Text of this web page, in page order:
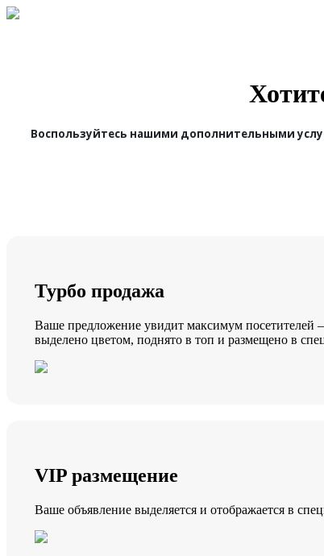
Воспользуйтесь нашими дополнительными
Турбо продажа
Ваше предложение увидит максимум
выделено цветом, поднято в топ и размещено в
VIP размещение
Ваше объявление выделяется и отображается в